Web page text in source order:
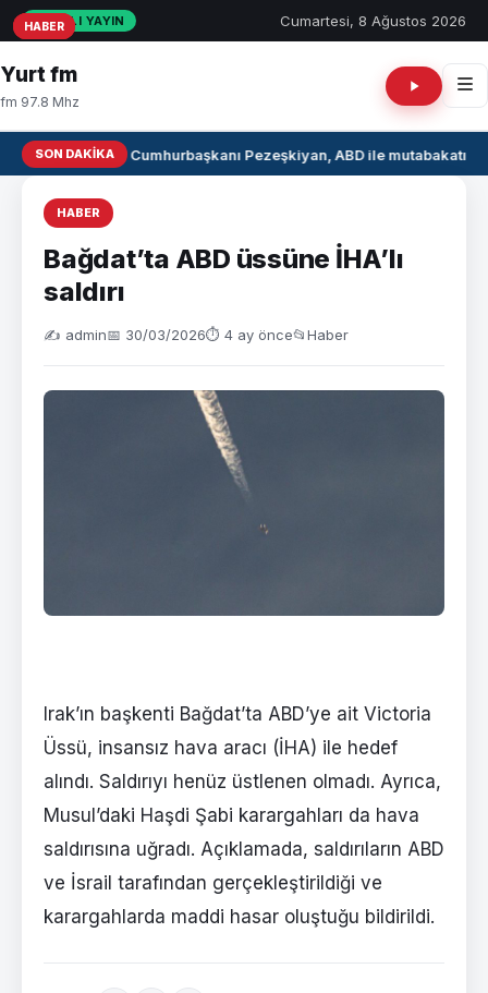
CANLI YAYIN Cumartesi, 8 Ağustos 2026
Yurt fm
fm 97.8 Mhz
SON DAKIKAİran Cumhurbaşkanı Pezeşkiyan, ABD ile
HABER
Bağdat’ta ABD üssüne İHA’lı
saldırı
✍️ admin📅 30/03/2026⏱ 4 ay önce📂Haber
Irak’ın başkenti Bağdat’ta ABD’ye ait Victoria
Üssü, insansız hava aracı (İHA) ile hedef
alındı. Saldırıyı henüz üstlenen olmadı. Ayrıca,
Musul’daki Haşdi Şabi karargahları da hava
saldırısına uğradı. Açıklamada, saldırıların ABD
ve İsrail tarafından gerçekleştirildiği ve
karargahlarda maddi hasar oluştuğu bildirildi.
HABER
HABER
HABER